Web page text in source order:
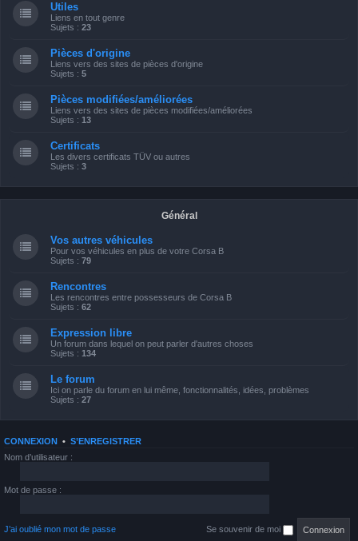
Utiles
Liens en tout genre
Sujets : 23
Pièces d'origine
Liens vers des sites de pièces d'origine
Sujets : 5
Pièces modifiées/améliorées
Liens vers des sites de pièces modifiées/améliorées
Sujets : 13
Certificats
Les divers certificats TÜV ou autres
Sujets : 3
Général
Vos autres véhicules
Pour vos véhicules en plus de votre Corsa B
Sujets : 79
Rencontres
Les rencontres entre possesseurs de Corsa B
Sujets : 62
Expression libre
Un forum dans lequel on peut parler d'autres choses
Sujets : 134
Le forum
Ici on parle du forum en lui même, fonctionnalités, idées, problèmes
Sujets : 27
CONNEXION • S’ENREGISTRER
Nom d’utilisateur :
Mot de passe :
J’ai oublié mon mot de passe Se souvenir de moi